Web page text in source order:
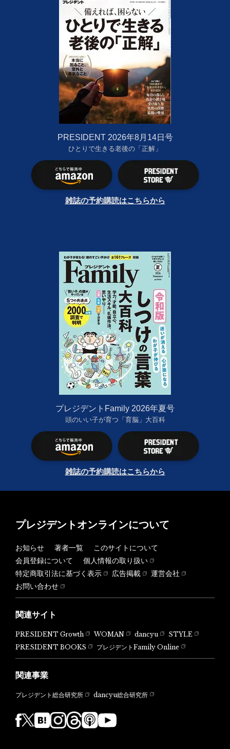
PRESIDENT 2026年8月14日号
ひとりで生きる老後の「正解」
雑誌の予約購読はこちらから
プレジデントFamily 2026年夏号
頭のいい子が育つ「育脳」大百科
雑誌の予約購読はこちらから
プレジデントオンラインについて
お知らせ 著者一覧
このサイトについて
会員登録について
個人情報の取り扱い
特定商取引法に基づく表示
広告掲載
運営会社
お問い合わせ
関連サイト
PRESIDENT Growth WOMAN dancyu
STYLE
PRESIDENT BOOKS
プレジデントFamily Online
関連事業
プレジデント総合研究所 dancyu総合研究所